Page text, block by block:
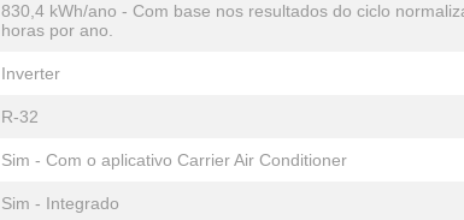
830,4 kWh/ano - Com base nos resultados do ciclo
horas por ano.
Inverter
R-32
Sim - Com o aplicativo Carrier Air Conditioner
Sim - Integrado